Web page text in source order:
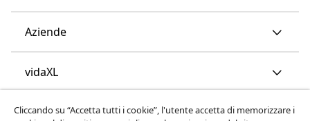
Aziende
vidaXL
Scopri di più
Cliccando su “Accetta tutti i cookie”, l'utente accetta di memorizzare i